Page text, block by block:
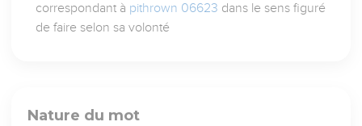
correspondant à pithrown 06623 dans le sens figuré
de faire selon sa volonté
Nature du mot